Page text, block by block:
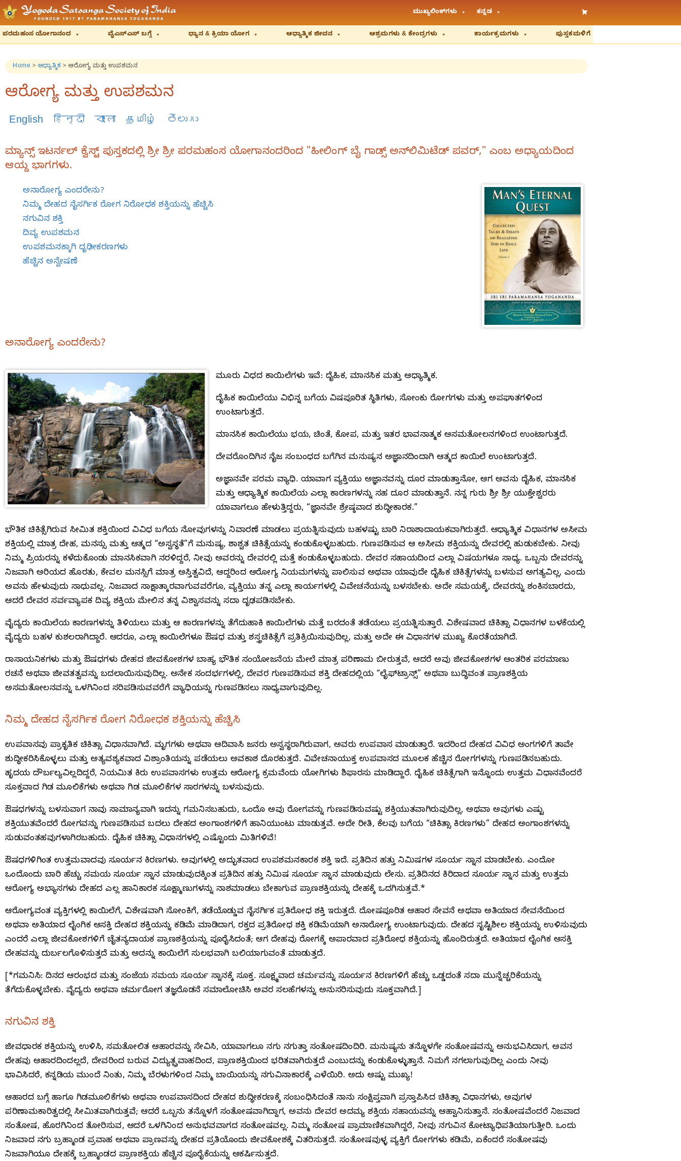
ಮುಖ್ಯಲಿಂಕ್‌ಗಳು ಕನ್ನಡ
ಪರಮಹಂಸ ಯೋಗಾನಂದ ವೈಎಸ್‌ಎಸ್‌ ಬಗ್ಗೆ ಧ್ಯಾನ & ಕ್ರಿಯಾ ಯೋಗ ಆಧ್ಯಾತ್ಮಿಕ ಜೀವನ ಆಶ್ರಮಗಳು & ಕೇಂದ್ರಗಳು ಕಾರ್ಯಕ್ರಮಗಳು ಪುಸ್ತಕಮಳಿಗೆ
Home > ಆಧ್ಯಾತ್ಮಿಕ > ಆರೋಗ್ಯ ಮತ್ತು ಉಪಶಮನ
ಆರೋಗ್ಯ ಮತ್ತು ಉಪಶಮನ
English हिन्दी বাংলা தமிழ் తెలుగు
ಮ್ಯಾನ್ಸ್‌ ಇಟರ್ನಲ್‌ ಕ್ವೆಸ್ಟ್‌ ಪುಸ್ತಕದಲ್ಲಿ ಶ್ರೀ ಶ್ರೀ ಪರಮಹಂಸ ಯೋಗಾನಂದರಿಂದ "ಹೀಲಿಂಗ್‌ ಬೈ ಗಾಡ್ಸ್‌ ಅನ್‌ಲಿಮಿಟೆಡ್‌ ಪವರ್," ಎಂಬ ಅಧ್ಯಾಯದಿಂದ
ಆಯ್ದ ಭಾಗಗಳು.
ಅನಾರೋಗ್ಯ ಎಂದರೇನು?
ನಿಮ್ಮ ದೇಹದ ನೈಸರ್ಗಿಕ ರೋಗ ನಿರೋಧಕ ಶಕ್ತಿಯನ್ನು ಹೆಚ್ಚಿಸಿ
ನಗುವಿನ ಶಕ್ತಿ
ದಿವ್ಯ ಉಪಶಮನ
ಉಪಶಮನಕ್ಕಾಗಿ ದೃಢೀಕರಣಗಳು
ಹೆಚ್ಚಿನ ಅನ್ವೇಷಣೆ
ಅನಾರೋಗ್ಯ ಎಂದರೇನು?
ಮೂರು ವಿಧದ ಕಾಯಿಲೆಗಳು ಇವೆ: ದೈಹಿಕ, ಮಾನಸಿಕ ಮತ್ತು ಆಧ್ಯಾತ್ಮಿಕ.
ದೈಹಿಕ ಕಾಯಿಲೆಯು ವಿಭಿನ್ನ ಬಗೆಯ ವಿಷಪೂರಿತ ಸ್ಥಿತಿಗಳು, ಸೋಂಕು ರೋಗಗಳು ಮತ್ತು ಅಪಘಾತಗಳಿಂದ
ಉಂಟಾಗುತ್ತದೆ.
ಮಾನಸಿಕ ಕಾಯಿಲೆಯು ಭಯ, ಚಿಂತೆ, ಕೋಪ, ಮತ್ತು ಇತರ ಭಾವನಾತ್ಮಕ ಅಸಮತೋಲನಗಳಿಂದ ಉಂಟಾಗುತ್ತದೆ.
ದೇವರೊಂದಿಗಿನ ನೈಜ ಸಂಬಂಧದ ಬಗೆಗಿನ ಮನುಷ್ಯನ ಅಜ್ಞಾನದಿಂದಾಗಿ ಆತ್ಮದ ಕಾಯಿಲೆ ಉಂಟಾಗುತ್ತದೆ.
ಅಜ್ಞಾನವೇ ಪರಮ ವ್ಯಾಧಿ. ಯಾವಾಗ ವ್ಯಕ್ತಿಯು ಅಜ್ಞಾನವನ್ನು ದೂರ ಮಾಡುತ್ತಾನೋ, ಆಗ ಅವನು ದೈಹಿಕ, ಮಾನಸಿಕ
ಮತ್ತು ಆಧ್ಯಾತ್ಮಿಕ ಕಾಯಿಲೆಯ ಎಲ್ಲಾ ಕಾರಣಗಳನ್ನು ಸಹ ದೂರ ಮಾಡುತ್ತಾನೆ. ನನ್ನ ಗುರು ಶ್ರೀ ಶ್ರೀ ಯುಕ್ತೇಶ್ವರರು
ಯಾವಾಗಲೂ ಹೇಳುತ್ತಿದ್ದರು, “ಜ್ಞಾನವೇ ಶ್ರೇಷ್ಠವಾದ ಶುದ್ಧೀಕಾರಕ.”
ಭೌತಿಕ ಚಿಕಿತ್ಸೆಗಿರುವ ಸೀಮಿತ ಶಕ್ತಿಯಿಂದ ವಿವಿಧ ಬಗೆಯ ನೋವುಗಳನ್ನು ನಿವಾರಣೆ ಮಾಡಲು ಪ್ರಯತ್ನಿಸುವುದು ಬಹಳಷ್ಟು ಬಾರಿ ನಿರಾಶಾದಾಯಕವಾಗಿರುತ್ತದೆ. ಆಧ್ಯಾತ್ಮಿಕ ವಿಧಾನಗಳ ಅಸೀಮ
ಶಕ್ತಿಯಲ್ಲಿ ಮಾತ್ರ ದೇಹ, ಮನಸ್ಸು ಮತ್ತು ಆತ್ಮದ “ಅಸ್ವಸ್ಥತೆ”ಗೆ ಮನುಷ್ಯ, ಶಾಶ್ವತ ಚಿಕಿತ್ಸೆಯನ್ನು ಕಂಡುಕೊಳ್ಳಬಹುದು. ಗುಣಪಡಿಸುವ ಆ ಅಸೀಮ ಶಕ್ತಿಯನ್ನು ದೇವರಲ್ಲಿ ಹುಡುಕಬೇಕು. ನೀವು
ನಿಮ್ಮ ಪ್ರಿಯರನ್ನು ಕಳೆದುಕೊಂಡು ಮಾನಸಿಕವಾಗಿ ನರಳಿದ್ದರೆ, ನೀವು ಅವರನ್ನು ದೇವರಲ್ಲಿ ಮತ್ತೆ ಕಂಡುಕೊಳ್ಳಬಹುದು. ದೇವರ ಸಹಾಯದಿಂದ ಎಲ್ಲಾ ವಿಷಯಗಳೂ ಸಾಧ್ಯ. ಒಬ್ಬನು ದೇವರನ್ನು
ನಿಜವಾಗಿ ಅರಿಯದ ಹೊರತು, ಕೇವಲ ಮನಸ್ಸಿಗೆ ಮಾತ್ರ ಅಸ್ತಿತ್ವವಿದೆ, ಆದ್ದರಿಂದ ಆರೋಗ್ಯ ನಿಯಮಗಳನ್ನು ಪಾಲಿಸುವ ಅಥವಾ ಯಾವುದೇ ದೈಹಿಕ ಚಿಕಿತ್ಸೆಗಳನ್ನು ಬಳಸುವ ಅಗತ್ಯವಿಲ್ಲ, ಎಂದು
ಅವನು ಹೇಳುವುದು ಸಾಧುವಲ್ಲ. ನಿಜವಾದ ಸಾಕ್ಷಾತ್ಕಾರವಾಗುವವರೆಗೂ, ವ್ಯಕ್ತಿಯು ತನ್ನ ಎಲ್ಲಾ ಕಾರ್ಯಗಳಲ್ಲಿ ವಿವೇಚನೆಯನ್ನು ಬಳಸಬೇಕು. ಅದೇ ಸಮಯಕ್ಕೆ, ದೇವರನ್ನು ಶಂಕಿಸಬಾರದು,
ಆದರೆ ದೇವರ ಸರ್ವವ್ಯಾಪಕ ದಿವ್ಯ ಶಕ್ತಿಯ ಮೇಲಿನ ತನ್ನ ವಿಶ್ವಾಸವನ್ನು ಸದಾ ದೃಢಪಡಿಸಬೇಕು.
ವೈದ್ಯರು ಕಾಯಿಲೆಯ ಕಾರಣಗಳನ್ನು ತಿಳಿಯಲು ಮತ್ತು ಆ ಕಾರಣಗಳನ್ನು ತೆಗೆದುಹಾಕಿ ಕಾಯಿಲೆಗಳು ಮತ್ತೆ ಬರದಂತೆ ತಡೆಯಲು ಪ್ರಯತ್ನಿಸುತ್ತಾರೆ. ವಿಶೇಷವಾದ ಚಿಕಿತ್ಸಾ ವಿಧಾನಗಳ ಬಳಕೆಯಲ್ಲಿ
ವೈದ್ಯರು ಬಹಳ ಕುಶಲರಾಗಿದ್ದಾರೆ. ಆದರೂ, ಎಲ್ಲಾ ಕಾಯಿಲೆಗಳೂ ಔಷಧ ಮತ್ತು ಶಸ್ತ್ರಚಿಕಿತ್ಸೆಗೆ ಪ್ರತಿಕ್ರಿಯಿಸುವುದಿಲ್ಲ, ಮತ್ತು ಅದೇ ಈ ವಿಧಾನಗಳ ಮುಖ್ಯ ಕೊರತೆಯಾಗಿದೆ.
ರಾಸಾಯನಿಕಗಳು ಮತ್ತು ಔಷಧಗಳು ದೇಹದ ಜೀವಕೋಶಗಳ ಬಾಹ್ಯ ಭೌತಿಕ ಸಂಯೋಜನೆಯ ಮೇಲೆ ಮಾತ್ರ ಪರಿಣಾಮ ಬೀರುತ್ತವೆ, ಆದರೆ ಅವು ಜೀವಕೋಶಗಳ ಆಂತರಿಕ ಪರಮಾಣು
ರಚನೆ ಅಥವಾ ಜೀವತತ್ವವನ್ನು ಬದಲಾಯಿಸುವುದಿಲ್ಲ. ಅನೇಕ ಸಂದರ್ಭಗಳಲ್ಲಿ, ದೇವರ ಗುಣಪಡಿಸುವ ಶಕ್ತಿ ದೇಹದಲ್ಲಿಯ “ಲೈಫ್‌ಟ್ರಾನ್ಸ್” ಅಥವಾ ಬುದ್ಧಿವಂತ ಪ್ರಾಣಶಕ್ತಿಯ
ಅಸಮತೋಲನವನ್ನು ಒಳಗಿನಿಂದ ಸರಿಪಡಿಸುವವರೆಗೆ ವ್ಯಾಧಿಯನ್ನು ಗುಣಪಡಿಸಲು ಸಾಧ್ಯವಾಗುವುದಿಲ್ಲ.
ನಿಮ್ಮ ದೇಹದ ನೈಸರ್ಗಿಕ ರೋಗ ನಿರೋಧಕ ಶಕ್ತಿಯನ್ನು ಹೆಚ್ಚಿಸಿ
ಉಪವಾಸವು ಪ್ರಾಕೃತಿಕ ಚಿಕಿತ್ಸಾ ವಿಧಾನವಾಗಿದೆ. ಮೃಗಗಳು ಅಥವಾ ಆದಿವಾಸಿ ಜನರು ಅಸ್ವಸ್ಥರಾಗಿರುವಾಗ, ಅವರು ಉಪವಾಸ ಮಾಡುತ್ತಾರೆ. ಇದರಿಂದ ದೇಹದ ವಿವಿಧ ಅಂಗಗಳಿಗೆ ತಾವೇ
ಶುದ್ಧೀಕರಿಸಿಕೊಳ್ಳಲು ಮತ್ತು ಅತ್ಯವಶ್ಯಕವಾದ ವಿಶ್ರಾಂತಿಯನ್ನು ಪಡೆಯಲು ಅವಕಾಶ ದೊರಕುತ್ತದೆ. ವಿವೇಚನಾಯುಕ್ತ ಉಪವಾಸದ ಮೂಲಕ ಹೆಚ್ಚಿನ ರೋಗಗಳನ್ನು ಗುಣಪಡಿಸಬಹುದು.
ಹೃದಯ ದೌರ್ಬಲ್ಯವಿಲ್ಲದಿದ್ದರೆ, ನಿಯಮಿತ ಕಿರು ಉಪವಾಸಗಳು ಉತ್ತಮ ಆರೋಗ್ಯ ಕ್ರಮವೆಂದು ಯೋಗಿಗಳು ಶಿಫಾರಸು ಮಾಡಿದ್ದಾರೆ. ದೈಹಿಕ ಚಿಕಿತ್ಸೆಗಾಗಿ ಇನ್ನೊಂದು ಉತ್ತಮ ವಿಧಾನವೆಂದರೆ
ಸೂಕ್ತವಾದ ಗಿಡ ಮೂಲಿಕೆಗಳು ಅಥವಾ ಗಿಡ ಮೂಲಿಕೆಗಳ ಸಾರಗಳನ್ನು ಬಳಸುವುದು.
ಔಷಧಗಳನ್ನು ಬಳಸುವಾಗ ನಾವು ಸಾಮಾನ್ಯವಾಗಿ ಇದನ್ನು ಗಮನಿಸಬಹುದು, ಒಂದೊ ಅವು ರೋಗವನ್ನು ಗುಣಪಡಿಸುವಷ್ಟು ಶಕ್ತಿಯುತವಾಗಿರುವುದಿಲ್ಲ, ಅಥವಾ ಅವುಗಳು ಎಷ್ಟು
ಶಕ್ತಿಯುತವೆಂದರೆ ರೋಗವನ್ನು ಗುಣಪಡಿಸುವ ಬದಲು ದೇಹದ ಅಂಗಾಂಶಗಳಿಗೆ ಹಾನಿಯುಂಟು ಮಾಡುತ್ತವೆ. ಅದೇ ರೀತಿ, ಕೆಲವು ಬಗೆಯ “ಚಿಕಿತ್ಸಾ ಕಿರಣಗಳು” ದೇಹದ ಅಂಗಾಂಶಗಳನ್ನು
ಸುಡುವಂತಹವುಗಳಾಗಿರಬಹುದು. ದೈಹಿಕ ಚಿಕಿತ್ಸಾ ವಿಧಾನಗಳಲ್ಲಿ ಎಷ್ಟೊಂದು ಮಿತಿಗಳಿವೆ!
ಔಷಧಗಳಿಗಿಂತ ಉತ್ತಮವಾದವು ಸೂರ್ಯನ ಕಿರಣಗಳು. ಅವುಗಳಲ್ಲಿ ಅದ್ಭುತವಾದ ಉಪಶಮನಕಾರಕ ಶಕ್ತಿ ಇದೆ. ಪ್ರತಿದಿನ ಹತ್ತು ನಿಮಿಷಗಳ ಸೂರ್ಯ ಸ್ನಾನ ಮಾಡಬೇಕು. ಎಂದೋ
ಒಂದೊಂದು ಬಾರಿ ಹೆಚ್ಚು ಸಮಯ ಸೂರ್ಯ ಸ್ನಾನ ಮಾಡುವುದಕ್ಕಿಂತ ಪ್ರತಿದಿನ ಹತ್ತು ನಿಮಿಷ ಸೂರ್ಯ ಸ್ನಾನ ಮಾಡುವುದು ಲೇಸು. ಪ್ರತಿದಿನದ ಕಿರಿದಾದ ಸೂರ್ಯ ಸ್ನಾನ ಮತ್ತು ಉತ್ತಮ
ಆರೋಗ್ಯ ಅಭ್ಯಾಸಗಳು ದೇಹದ ಎಲ್ಲ ಹಾನಿಕಾರಕ ಸೂಕ್ಷ್ಮಾಣುಗಳನ್ನು ನಾಶಮಾಡಲು ಬೇಕಾಗುವ ಪ್ರಾಣಶಕ್ತಿಯನ್ನು ದೇಹಕ್ಕೆ ಒದಗಿಸುತ್ತವೆ.*
ಆರೋಗ್ಯವಂತ ವ್ಯಕ್ತಿಗಳಲ್ಲಿ ಕಾಯಿಲೆಗೆ, ವಿಶೇಷವಾಗಿ ಸೋಂಕಿಗೆ, ತಡೆಯೊಡ್ಡುವ ನೈಸರ್ಗಿಕ ಪ್ರತಿರೋಧ ಶಕ್ತಿ ಇರುತ್ತದೆ. ದೋಷಪೂರಿತ ಆಹಾರ ಸೇವನೆ ಅಥವಾ ಅತಿಯಾದ ಸೇವನೆಯಿಂದ
ಅಥವಾ ಅತಿಯಾದ ಲೈಂಗಿಕ ಆಸಕ್ತಿ ದೇಹದ ಶಕ್ತಿಯನ್ನು ಕಡಿಮೆ ಮಾಡಿದಾಗ, ರಕ್ತದ ಪ್ರತಿರೋಧ ಶಕ್ತಿ ಕಡಿಮೆಯಾಗಿ ಅನಾರೋಗ್ಯ ಉಂಟಾಗುವುದು. ದೇಹದ ಸೃಷ್ಟಿಶೀಲ ಶಕ್ತಿಯನ್ನು ಉಳಿಸುವುದು
ಎಂದರೆ ಎಲ್ಲಾ ಜೀವಕೋಶಗಳಿಗೆ ಚೈತನ್ಯದಾಯಕ ಪ್ರಾಣಶಕ್ತಿಯನ್ನು ಪೂರೈಸಿದಂತೆ; ಆಗ ದೇಹವು ರೋಗಕ್ಕೆ ಅಪಾರವಾದ ಪ್ರತಿರೋಧ ಶಕ್ತಿಯನ್ನು ಹೊಂದಿರುತ್ತದೆ. ಅತಿಯಾದ ಲೈಂಗಿಕ ಆಸಕ್ತಿ
ದೇಹವನ್ನು ದುರ್ಬಲಗೊಳಿಸುತ್ತದೆ ಮತ್ತು ಅದನ್ನು ಕಾಯಿಲೆಗೆ ಸುಲಭವಾಗಿ ಬಲಿಯಾಗುವಂತೆ ಮಾಡುತ್ತದೆ.
[*ಗಮನಿಸಿ: ದಿನದ ಆರಂಭದ ಮತ್ತು ಸಂಜೆಯ ಸಮಯ ಸೂರ್ಯ ಸ್ನಾನಕ್ಕೆ ಸೂಕ್ತ. ಸೂಕ್ಷ್ಮವಾದ ಚರ್ಮವನ್ನು ಸೂರ್ಯನ ಕಿರಣಗಳಿಗೆ ಹೆಚ್ಚು ಒಡ್ಡದಂತೆ ಸದಾ ಮುನ್ನೆಚ್ಚರಿಕೆಯನ್ನು
ತೆಗೆದುಕೊಳ್ಳಬೇಕು. ವೈದ್ಯರು ಅಥವಾ ಚರ್ಮರೋಗ ತಜ್ಞರೊಡನೆ ಸಮಾಲೋಚಿಸಿ ಅವರ ಸಲಹೆಗಳನ್ನು ಅನುಸರಿಸುವುದು ಸೂಕ್ತವಾಗಿದೆ.]
ನಗುವಿನ ಶಕ್ತಿ
ಜೀವಧಾರಕ ಶಕ್ತಿಯನ್ನು ಉಳಿಸಿ, ಸಮತೋಲಿತ ಆಹಾರವನ್ನು ಸೇವಿಸಿ, ಯಾವಾಗಲೂ ನಗು ನಗುತ್ತಾ ಸಂತೋಷದಿಂದಿರಿ. ಮನುಷ್ಯನು ತನ್ನೊಳಗೇ ಸಂತೋಷವನ್ನು ಅನುಭವಿಸಿದಾಗ, ಅವನ
ದೇಹವು ಆಹಾರದಿಂದಲ್ಲದೆ, ದೇವರಿಂದ ಬರುವ ವಿದ್ಯುತ್ಪ್ರವಾಹದಿಂದ, ಪ್ರಾಣಶಕ್ತಿಯಿಂದ ಭರಿತವಾಗಿರುತ್ತದೆ ಎಂಬುದನ್ನು ಕಂಡುಕೊಳ್ಳುತ್ತಾನೆ. ನಿಮಗೆ ನಗಲಾಗುವುದಿಲ್ಲ ಎಂದು ನೀವು
ಭಾವಿಸಿದರೆ, ಕನ್ನಡಿಯ ಮುಂದೆ ನಿಂತು, ನಿಮ್ಮ ಬೆರಳುಗಳಿಂದ ನಿಮ್ಮ ಬಾಯಿಯನ್ನು ನಗುವಿನಾಕಾರಕ್ಕೆ ಎಳೆಯಿರಿ. ಅದು ಆಷ್ಟು ಮುಖ್ಯ!
ಆಹಾರದ ಬಗ್ಗೆ ಹಾಗೂ ಗಿಡಮೂಲಿಕೆಗಳು ಅಥವಾ ಉಪವಾಸದಿಂದ ದೇಹದ ಶುದ್ಧೀಕರಣಕ್ಕೆ ಸಂಬಂಧಿಸಿದಂತೆ ನಾನು ಸಂಕ್ಷಿಪ್ತವಾಗಿ ಪ್ರಸ್ತಾಪಿಸಿದ ಚಿಕಿತ್ಸಾ ವಿಧಾನಗಳು, ಅವುಗಳ
ಪರಿಣಾಮಕಾರಿತ್ವದಲ್ಲಿ ಸೀಮಿತವಾಗಿರುತ್ತವೆ; ಆದರೆ ಒಬ್ಬನು ತನ್ನೊಳಗೆ ಸಂತೋಷವಾಗಿದ್ದಾಗ, ಅವನು ದೇವರ ಅದಮ್ಯ ಶಕ್ತಿಯ ಸಹಾಯವನ್ನು ಆಹ್ವಾನಿಸುತ್ತಾನೆ. ಸಂತೋಷವೆಂದರೆ ನಿಜವಾದ
ಸಂತೋಷ, ಹೊರಗಿನಿಂದ ತೋರಿಸುವ, ಆದರೆ ಒಳಗಿನಿಂದ ಅನುಭವವಾಗದ ಸಂತೋಷವಲ್ಲ. ನಿಮ್ಮ ಸಂತೋಷ ಪ್ರಾಮಾಣಿಕವಾಗಿದ್ದರೆ, ನೀವು ನಗುವಿನ ಕೋಟ್ಯಾಧಿಪತಿಯಾಗುತ್ತೀರಿ. ಒಂದು
ನಿಜವಾದ ನಗು ಬ್ರಹ್ಮಾಂಡ ಪ್ರವಾಹ ಅಥವಾ ಪ್ರಾಣವನ್ನು ದೇಹದ ಪ್ರತಿಯೊಂದು ಜೀವಕೋಶಕ್ಕೆ ವಿತರಿಸುತ್ತದೆ. ಸಂತೋಷವುಳ್ಳ ವ್ಯಕ್ತಿಗೆ ರೋಗಗಳು ಕಡಿಮೆ, ಏಕೆಂದರೆ ಸಂತೋಷವು
ನಿಜವಾಗಿಯೂ ದೇಹಕ್ಕೆ ಬ್ರಹ್ಮಾಂಡದ ಪ್ರಾಣಶಕ್ತಿಯ ಹೆಚ್ಚಿನ ಪೂರೈಕೆಯನ್ನು ಆಕರ್ಷಿಸುತ್ತದೆ.